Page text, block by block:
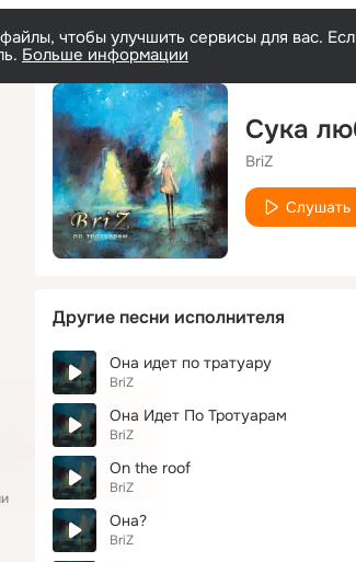
чтобы улучшить сервисы для вас.
Больше информации
Сука
BriZ
Слушать
Другие песни исполнителя
Она идет по тратуару
BriZ
Она Идет По Тротуарам
BriZ
On the roof
BriZ
Она?
BriZ